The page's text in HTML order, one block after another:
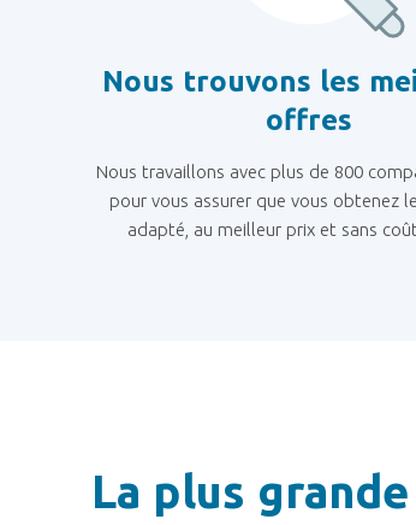
Nous trouvons les
offres
Nous travaillons avec plus de 800
pour vous assurer que vous obtenez
adapté, au meilleur prix et sans
La plus